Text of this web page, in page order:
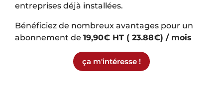
entreprises déjà installées.
Bénéficiez de nombreux avantages pour un
abonnement de 19,90€ HT ( 23.88€) / mois
ça m'intéresse !